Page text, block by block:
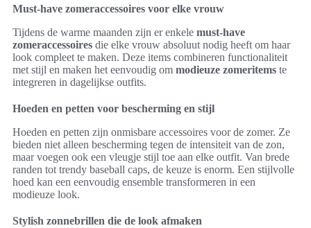
Must-have zomeraccessoires voor elke vrouw
Tijdens de warme maanden zijn er enkele must-have
zomeraccessoires die elke vrouw absoluut nodig heeft om haar
look compleet te maken. Deze items combineren functionaliteit
met stijl en maken het eenvoudig om modieuze zomeritems te
integreren in dagelijkse outfits.
Hoeden en petten voor bescherming en stijl
Hoeden en petten zijn onmisbare accessoires voor de zomer. Ze
bieden niet alleen bescherming tegen de intensiteit van de zon,
maar voegen ook een vleugje stijl toe aan elke outfit. Van brede
randen tot trendy baseball caps, de keuze is enorm. Een stijlvolle
hoed kan een eenvoudig ensemble transformeren in een
modieuze look.
Stylish zonnebrillen die de look afmaken